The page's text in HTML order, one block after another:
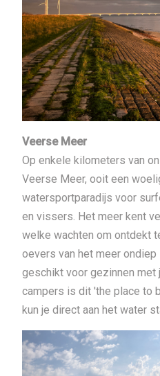
Veerse Meer
Op enkele kilometers van
Veerse Meer, ooit een
watersportparadijs voor
en vissers. Het meer kent
welke wachten om ontdekt
oevers van het meer
geschikt voor gezinnen met
campers is dit 'the place to
kun je direct aan het water